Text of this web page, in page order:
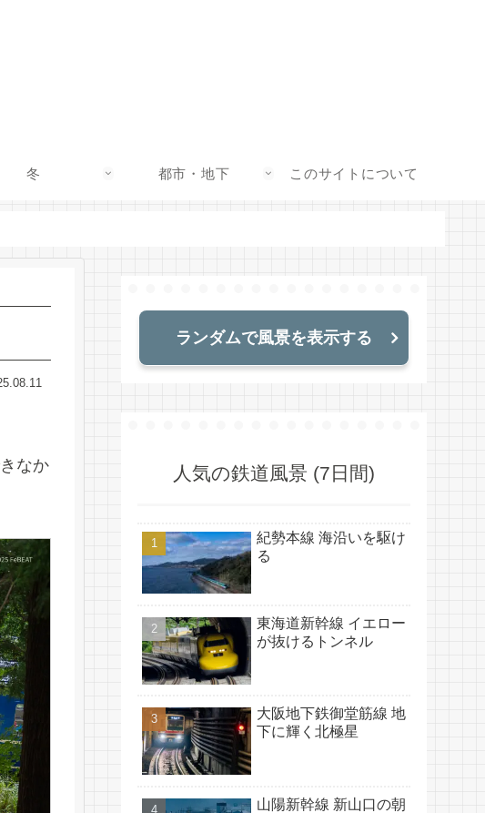
冬 都市・地下 このサイトについて
なか
ランダムで風景を表示する
人気の鉄道風景 (7日間)
紀勢本線 海沿いを駆け
る
東海道新幹線 イエロー
が抜けるトンネル
大阪地下鉄御堂筋線 地
下に輝く北極星
山陽新幹線 新山口の朝